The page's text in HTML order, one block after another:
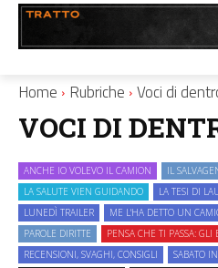
Home Rubriche Voci di
VOCI DI
ANCHE IO VOLEVO IL CAMION IL
LA SALUTE VIEN GUIDANDO
LA TESI DI
LUNEDÌ TRAILER
ME L'HA DETTO UN
PAROLE DIRITTE
PENSA CHE TI PASSA:
RECENSIONI, SVAGHI, CONSIGLI
SABATO